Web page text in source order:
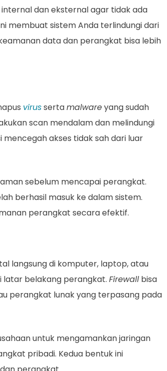
dan eksternal agar tidak ada
membuat sistem Anda terlindungi dari
data dan perangkat bisa lebih
virussertamalwareyang sudah
scan mendalam dan melindungi
mencegah akses tidak sah dari luar
sebelum mencapai perangkat.
berhasil masuk ke dalam sistem.
perangkat secara efektif.
langsung di komputer, laptop, atau
latar belakang perangkat. Firewall bisa
perangkat lunak yang terpasang pada
untuk mengamankan jaringan
pribadi. Kedua bentuk ini